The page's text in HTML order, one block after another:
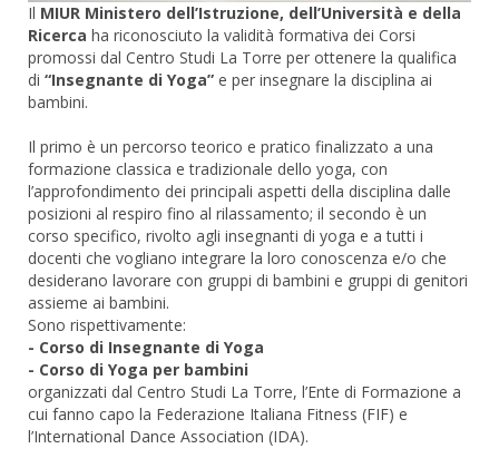
Il MIUR Ministero dell’Istruzione, dell’Università e della
Ricerca ha riconosciuto la validità formativa dei Corsi
promossi dal Centro Studi La Torre per ottenere la qualifica
di “Insegnante di Yoga” e per insegnare la disciplina ai
bambini.
Il primo è un percorso teorico e pratico finalizzato a una
formazione classica e tradizionale dello yoga, con
l’approfondimento dei principali aspetti della disciplina dalle
posizioni al respiro fino al rilassamento; il secondo è un
corso specifico, rivolto agli insegnanti di yoga e a tutti i
docenti che vogliano integrare la loro conoscenza e/o che
desiderano lavorare con gruppi di bambini e gruppi di genitori
assieme ai bambini.
Sono rispettivamente:
- Corso di Insegnante di Yoga
- Corso di Yoga per bambini
organizzati dal Centro Studi La Torre, l’Ente di Formazione a
cui fanno capo la Federazione Italiana Fitness (FIF) e
l’International Dance Association (IDA).